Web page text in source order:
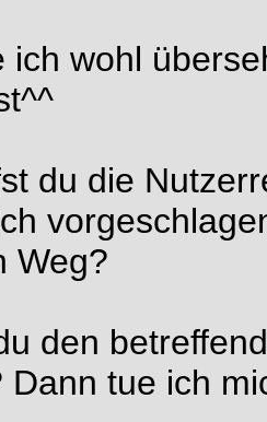
ich wohl
du die
Weg?
den
Dann tue ich